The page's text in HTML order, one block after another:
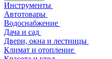
Инструменты
Автотовары
Водоснабжение
Дача и сад
Двери, окна и лестницы
Климат и отопление